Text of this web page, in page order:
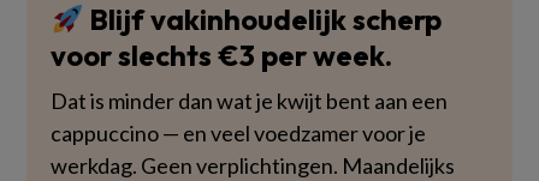
Blijf vakinhoudelijk scherp
voor slechts €3 per week.
Dat is minder dan wat je kwijt bent aan een
cappuccino — en veel voedzamer voor je
werkdag. Geen verplichtingen. Maandelijks